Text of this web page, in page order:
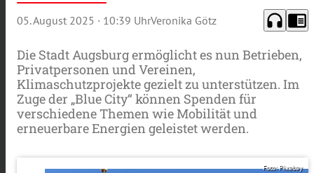
05. August 2025 · 10:39 UhrVeronika Götz headphones chrome_reader_mode
Die Stadt Augsburg ermöglicht es nun Betrieben,
Privatpersonen und Vereinen,
Klimaschutzprojekte gezielt zu unterstützen. Im
Zuge der „Blue City“ können Spenden für
verschiedene Themen wie Mobilität und
erneuerbare Energien geleistet werden.
Foto: Pixabay